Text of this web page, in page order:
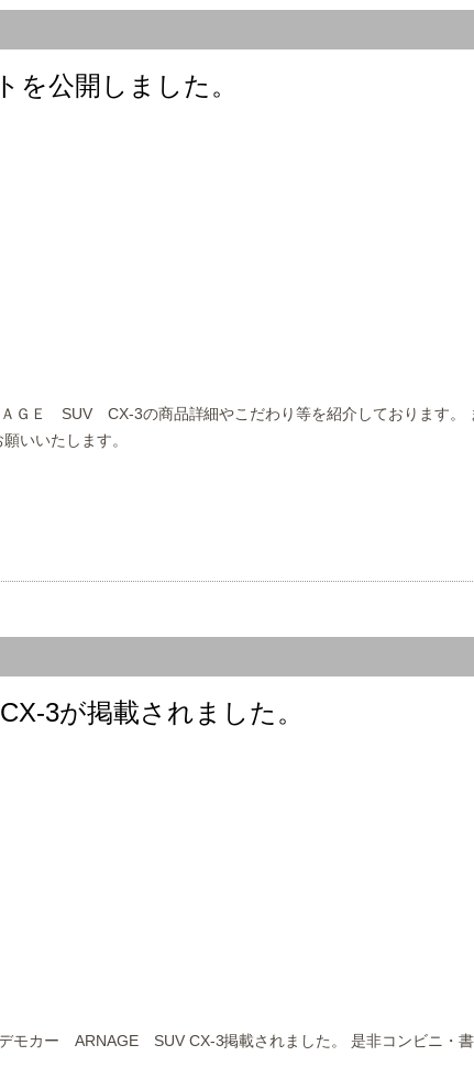
公開しました。
ＧＥ SUV CX-3の商品詳細やこだわり等を紹介しております。
いいたします。
3が掲載されました。
モカー ARNAGE SUV CX-3掲載されました。 是非コンビニ・